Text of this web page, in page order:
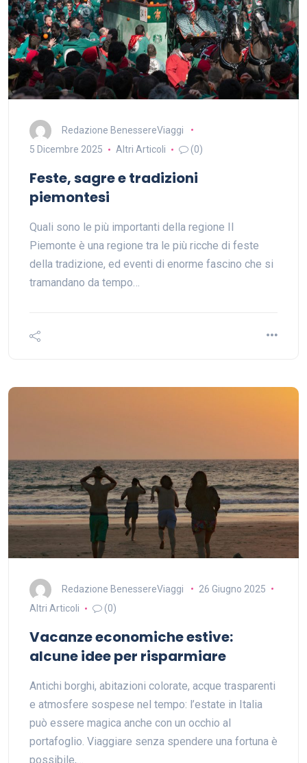
Redazione BenessereViaggi
5 Dicembre 2025
Altri Articoli (0)
Feste, sagre e tradizioni
piemontesi
Quali sono le più importanti della regione Il
Piemonte è una regione tra le più ricche di feste
della tradizione, ed eventi di enorme fascino che si
tramandano da tempo…
Redazione BenessereViaggi
26 Giugno 2025
Altri Articoli
(0)
Vacanze economiche estive:
alcune idee per risparmiare
Antichi borghi, abitazioni colorate, acque trasparenti
e atmosfere sospese nel tempo: l’estate in Italia
può essere magica anche con un occhio al
portafoglio. Viaggiare senza spendere una fortuna è
possibile,…